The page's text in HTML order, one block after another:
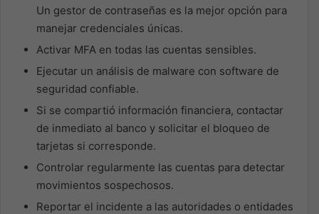
Un gestor de contraseñas es la mejor opción para
manejar credenciales únicas.
Activar MFA en todas las cuentas sensibles.
Ejecutar un análisis de malware con software de
seguridad confiable.
Si se compartió información financiera, contactar
de inmediato al banco y solicitar el bloqueo de
tarjetas si corresponde.
Controlar regularmente las cuentas para detectar
movimientos sospechosos.
Reportar el incidente a las autoridades o entidades